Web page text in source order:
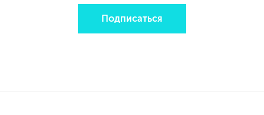
Подписаться